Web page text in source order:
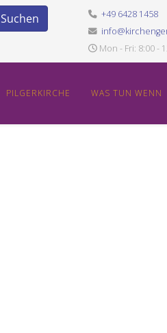
Suchen
+49 6428 1458
Mon - Fri: 8:00 -
PILGERKIRCHE WAS TUN WENN